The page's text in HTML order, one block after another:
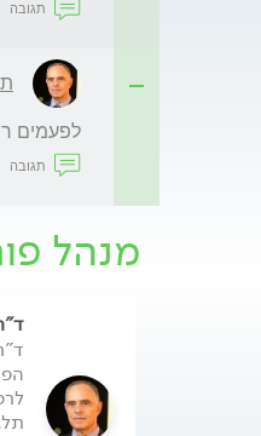
תגובה
לפעמים
תגובה
מנהל